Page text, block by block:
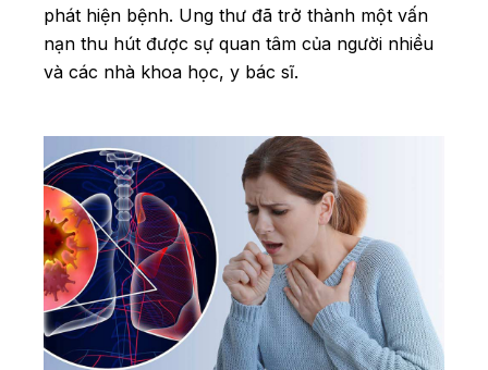
phát hiện bệnh. Ung thư đã trở thành một vấn
nạn thu hút được sự quan tâm của người nhiều
và các nhà khoa học, y bác sĩ.